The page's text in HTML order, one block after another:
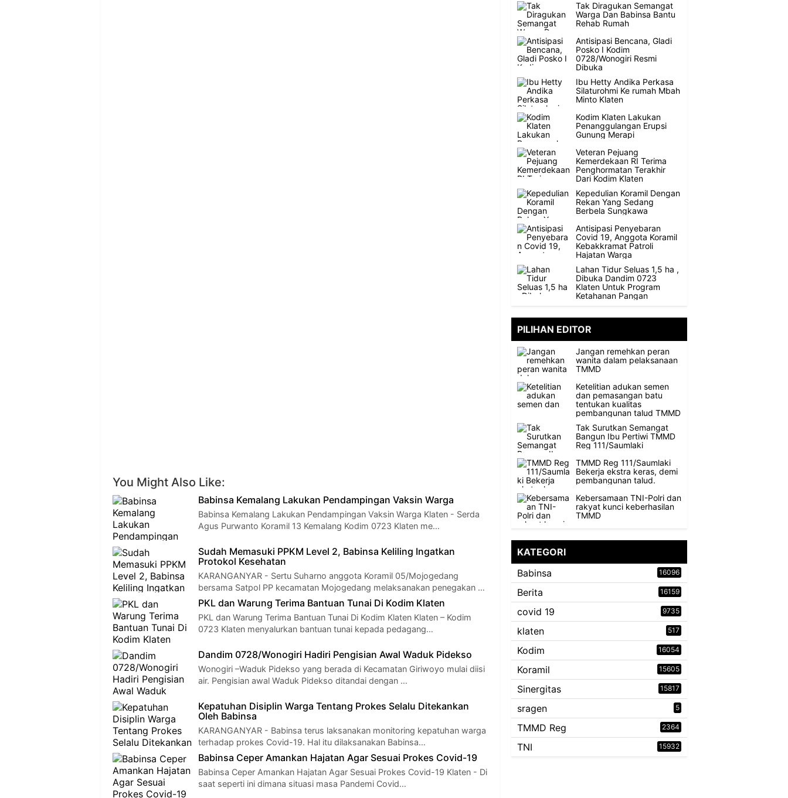
You Might Also Like:
Babinsa Kemalang Lakukan Pendampingan Vaksin Warga
Babinsa Kemalang Lakukan Pendampingan Vaksin Warga Klaten - Serda
Agus Purwanto Koramil 13 Kemalang Kodim 0723 Klaten me…
Sudah Memasuki PPKM Level 2, Babinsa Keliling Ingatkan
Protokol Kesehatan
KARANGANYAR - Sertu Suharno anggota Koramil 05/Mojogedang
bersama Satpol PP kecamatan Mojogedang melaksanakan penegakan …
PKL dan Warung Terima Bantuan Tunai Di Kodim Klaten
PKL dan Warung Terima Bantuan Tunai Di Kodim Klaten Klaten – Kodim
0723 Klaten menyalurkan bantuan tunai kepada pedagang…
Dandim 0728/Wonogiri Hadiri Pengisian Awal Waduk Pidekso
Wonogiri –Waduk Pidekso yang berada di Kecamatan Giriwoyo mulai diisi
air. Pengisian awal Waduk Pidekso ditandai dengan …
Kepatuhan Disiplin Warga Tentang Prokes Selalu Ditekankan
Oleh Babinsa
KARANGANYAR - Babinsa terus laksanakan monitoring kepatuhan warga
terhadap prokes Covid-19. Hal itu dilaksanakan Babinsa…
Babinsa Ceper Amankan Hajatan Agar Sesuai Prokes Covid-19
Babinsa Ceper Amankan Hajatan Agar Sesuai Prokes Covid-19 Klaten - Di
saat seperti ini dimana situasi masa Pandemi Covid…
Tak Diragukan Semangat
Warga Dan Babinsa Bantu
Rehab Rumah
Antisipasi Bencana, Gladi
Posko I Kodim
0728/Wonogiri Resmi
Dibuka
Ibu Hetty Andika Perkasa
Silaturohmi Ke rumah Mbah
Minto Klaten
Kodim Klaten Lakukan
Penanggulangan Erupsi
Gunung Merapi
Veteran Pejuang
Kemerdekaan RI Terima
Penghormatan Terakhir
Dari Kodim Klaten
Kepedulian Koramil Dengan
Rekan Yang Sedang
Berbela Sungkawa
Antisipasi Penyebaran
Covid 19, Anggota Koramil
Kebakkramat Patroli
Hajatan Warga
Lahan Tidur Seluas 1,5 ha ,
Dibuka Dandim 0723
Klaten Untuk Program
Ketahanan Pangan
PILIHAN EDITOR
Jangan remehkan peran
wanita dalam pelaksanaan
TMMD
Ketelitian adukan semen
dan pemasangan batu
tentukan kualitas
pembangunan talud TMMD
Tak Surutkan Semangat
Bangun Ibu Pertiwi TMMD
Reg 111/Saumlaki
TMMD Reg 111/Saumlaki
Bekerja ekstra keras, demi
pembangunan talud.
Kebersamaan TNI-Polri dan
rakyat kunci keberhasilan
TMMD
KATEGORI
Babinsa
16096
Berita 16159
covid 19 9735
klaten 517
Kodim 16054
Koramil 15605
Sinergitas 15817
sragen 5
TMMD Reg 2364
TNI 15932